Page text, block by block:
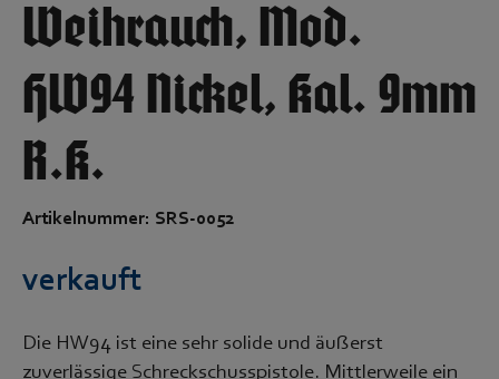
Weihrauch, Mod.
HW94 Nickel, Kal. 9mm
R.K.
Artikelnummer: SRS-0052
verkauft
Die HW94 ist eine sehr solide und äußerst
zuverlässige Schreckschusspistole. Mittlerweile ein